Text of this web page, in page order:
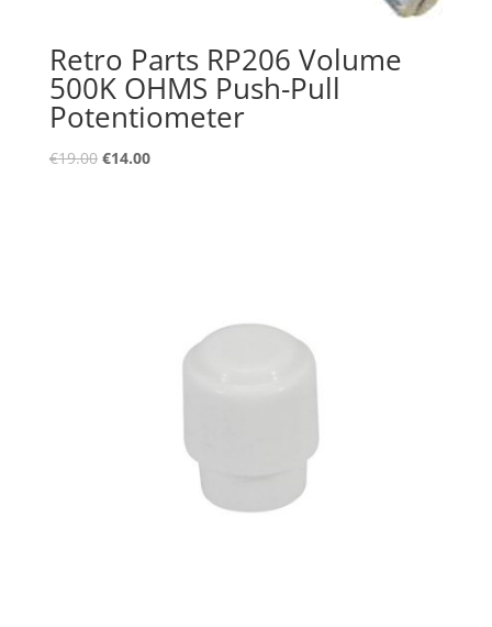
Retro Parts RP206 Volume
500K OHMS Push-Pull
Potentiometer
€19.00 Oorspronkelijke
€14.00Huidige